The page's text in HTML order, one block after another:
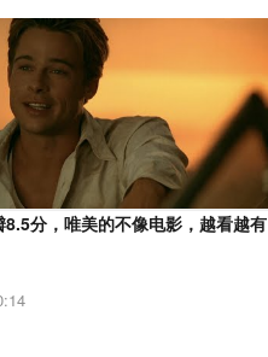
8.5分，唯美的不像电影，越看越有